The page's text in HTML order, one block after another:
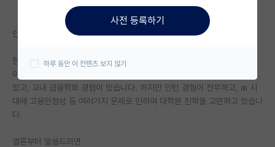
미국 대학원 합격 후기 게시판
대학원생 모집 게시판
연구실(PI) 홍보 게시판
석박사 채용 정보 게시판
안녕하세요. 취업을 위해서 대학원 진학을 알아보고 있습니다.
현재 제 스펙은 외대 언문 전공 경영 부전공 3.41/4.5 스펙입니다.
이 외에 금융자격증 (ex 재경관리사, 신용분석사, 국제무역사) 등을 가지고
있고, 교내 금융학회 경험이 있습니다. 하지만 인턴 경험이 전무하고, ai 시
대에 고용안정성 등 여러가지 문제로 인하여 대학원 진학을 고민하고 있습니
다.
결론부터 말씀드리면
사전 등록하기
하루 동안 이 컨텐츠 보지 않기